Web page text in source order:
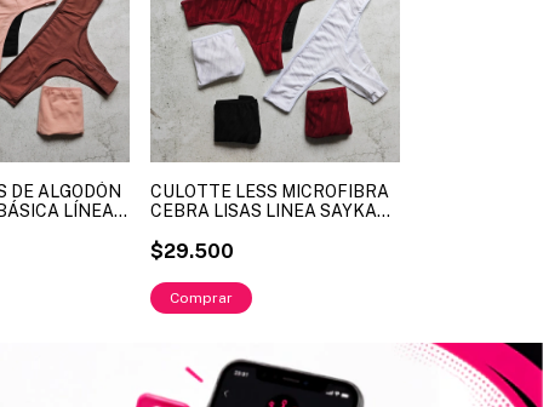
DE ALGODÓN
LÍNEA
CULOTTE LESS MICROFIBRA
CEBRA LISAS LINEA SAYKA
$29.500